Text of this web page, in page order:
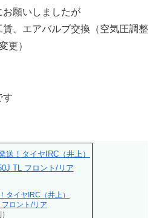
願いしましたが
、エアバルブ交換（空気圧調整
更）
す
タイヤIRC（井上）
ロント/リア